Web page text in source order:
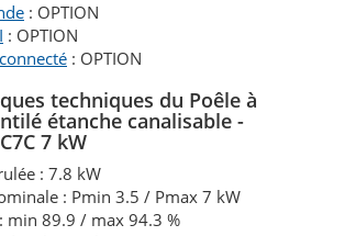
: OPTION
: OPTION
: OPTION
techniques du Poêle à
étanche canalisable -
7 kW
: 7.8 kW
: Pmin 3.5 / Pmax 7 kW
min 89.9 / max 94.3 %